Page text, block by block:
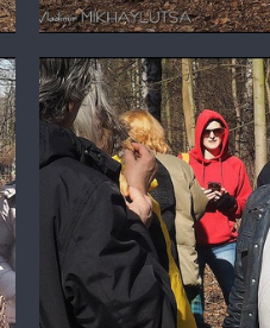
У могилы Валентина Самарина